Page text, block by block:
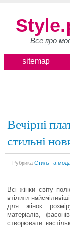
Все про
sitemap
Вечірні
стильні
Рубрика Стиль та мода
Всі жінки світу
втілити
для жінок
матеріалів,
створювати